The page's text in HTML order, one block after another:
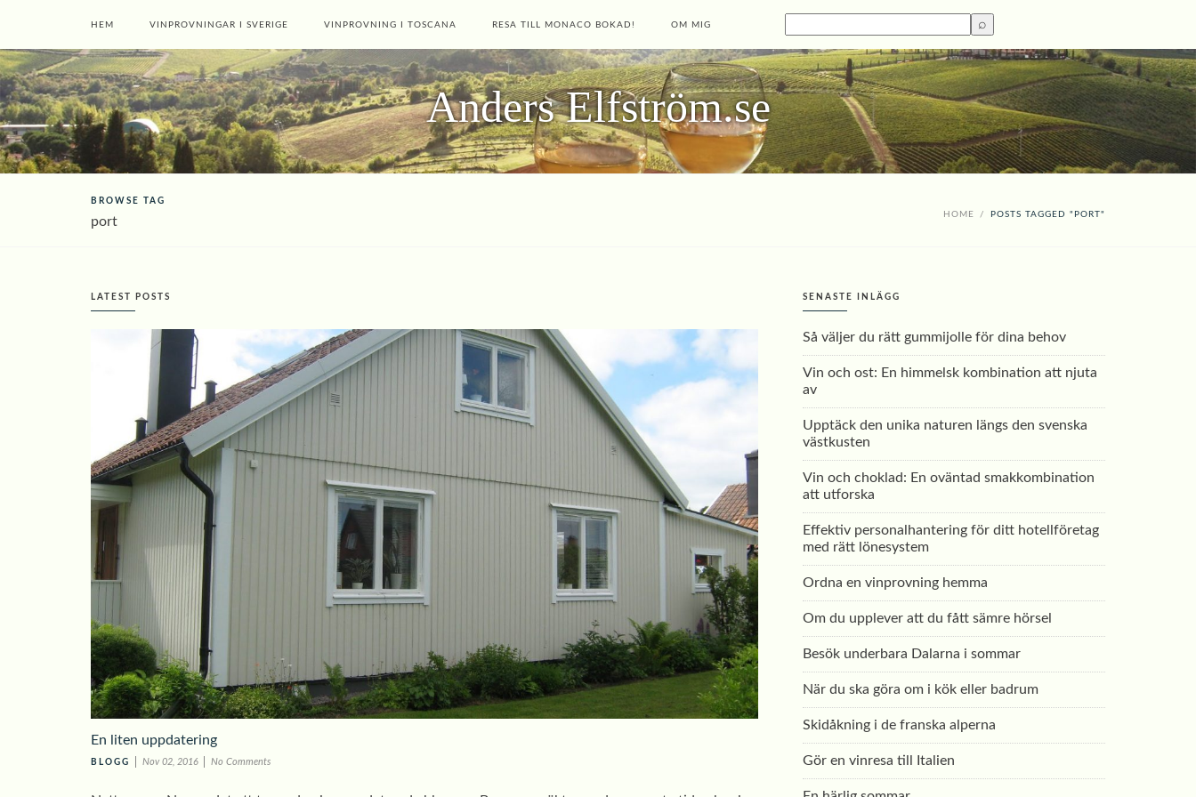
HEM VINPROVNINGAR I SVERIGE VINPROVNING I TOSCANA RESA TILL MONACO BOKAD! OM MIG
Anders Elfström.se
BROWSE TAG
port
HOME / POSTS TAGGED "PORT"
LATEST POSTS
En liten uppdatering
BLOGG Nov 02, 2016 No Comments
SENASTE INLÄGG
Så väljer du rätt gummijolle för dina behov
Vin och ost: En himmelsk kombination att njuta
av
Upptäck den unika naturen längs den svenska
västkusten
Vin och choklad: En oväntad smakkombination
att utforska
Effektiv personalhantering för ditt hotellföretag
med rätt lönesystem
Ordna en vinprovning hemma
Om du upplever att du fått sämre hörsel
Besök underbara Dalarna i sommar
När du ska göra om i kök eller badrum
Skidåkning i de franska alperna
Gör en vinresa till Italien